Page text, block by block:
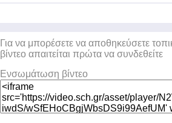
Για να μπορέσετε να αποθηκεύσετε
βίντεο απαιτείται πρώτα να συνδεθείτε
Ενσωμάτωση βίντεο